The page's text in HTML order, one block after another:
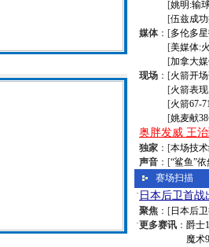
[姚明:输
[伍兹成
媒体：[多伦多
[美媒体:
[加拿大
现场 ：[火箭开
[火箭表
[火箭67-
[姚麦献
奥胖发威 王
独家 ：[本场技
声音 ：[“鲨鱼”
赛场扫描
· 日本后卫首
聚焦 ：[日本后
·更多赛讯 ： 爵士
魔术